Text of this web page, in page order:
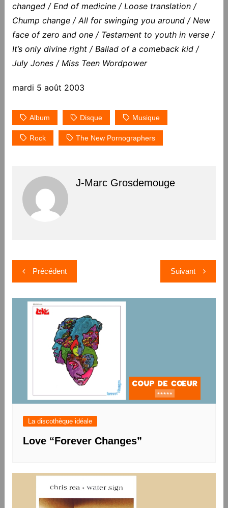
changed / End of medicine / Loose translation /
Chump change / All for swinging you around / New
face of zero and one / Testament to youth in verse /
It’s only divine right / Ballad of a comeback kid /
July Jones / Miss Teen Wordpower
mardi 5 août 2003
Album Disque Musique
Rock The New Pornographers
J-Marc Grosdemouge
Navigation
de
l’article
Précédent Suivant
La discothèque idéale
Love “Forever Changes”